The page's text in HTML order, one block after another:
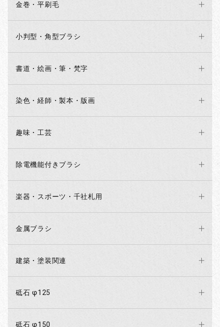
金巻・平刷毛
小判型・角型ブラシ
書道・絵画・筆・梵字
染色・経師・製本・版画
趣味・工芸
除電機能付きブラシ
楽器・スポーツ・千社札用
金属ブラシ
建築・塗装関連
砥石 φ125
砥石 φ150
お買い物を続ける